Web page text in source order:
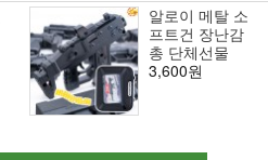
알로이 메탈 소
프트건 장난감
총 단체선물
3,600원